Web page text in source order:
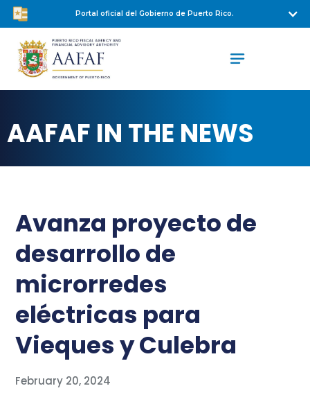
Portal oficial del Gobierno de Puerto Rico.
AAFAF IN THE NEWS
Avanza proyecto de
desarrollo de
microrredes
eléctricas para
Vieques y Culebra
February 20, 2024